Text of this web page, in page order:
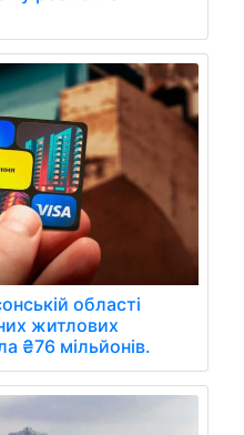
області
житлових
₴76 мільйонів.